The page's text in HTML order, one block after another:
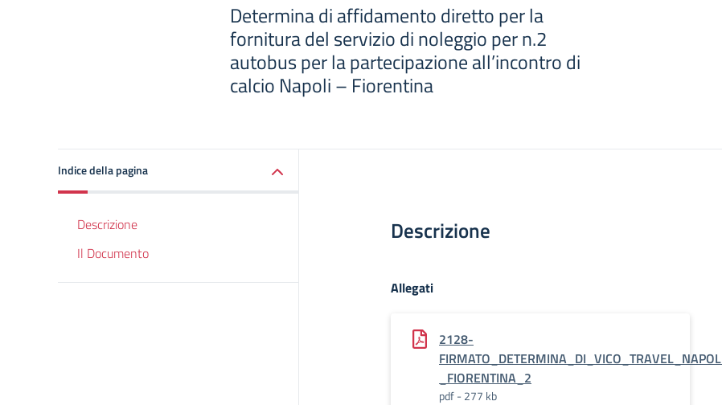
Determina di affidamento diretto per la
fornitura del servizio di noleggio per n.2
autobus per la partecipazione all’incontro di
calcio Napoli – Fiorentina
Indice della pagina
Descrizione
Il Documento
Descrizione
Allegati
2128-
_FIORENTINA_2
pdf - 277 kb